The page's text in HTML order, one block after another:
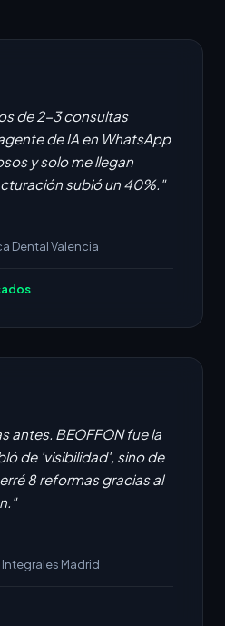
de 2-3 consultas
de IA en WhatsApp
y solo me llegan
subió un 40%."
Dental Valencia
antes. BEOFFON fue la
de 'visibilidad', sino de
8 reformas gracias al
Integrales Madrid